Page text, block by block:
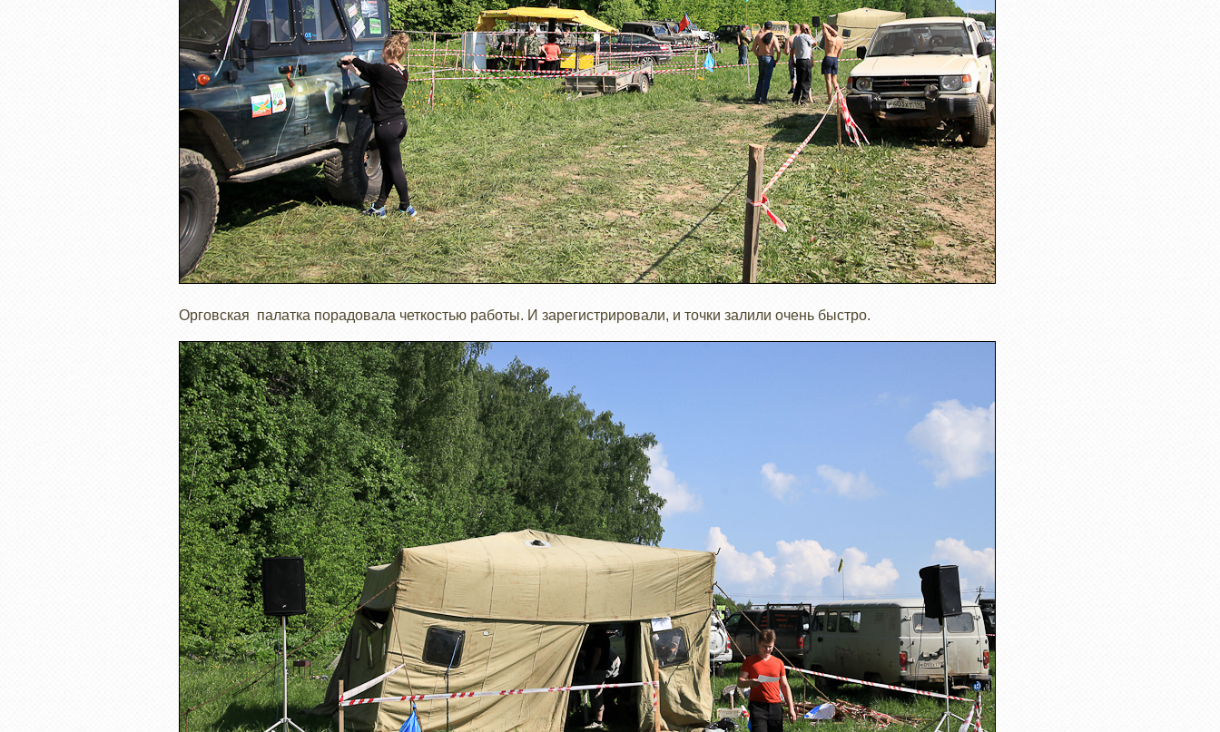
Орговская палатка порадовала четкостью работы. И зарегистрировали, и точки залили очень быстро.